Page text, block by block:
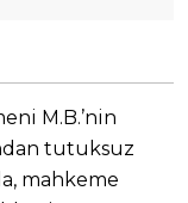
M.B.’nin
tutuksuz
mahkeme